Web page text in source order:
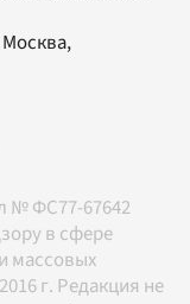
Москва,
№ ФС77-67642
в сфере
массовых
г. Редакция не